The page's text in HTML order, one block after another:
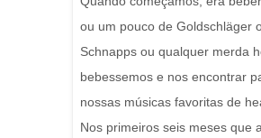
ou um pouco de Goldschläger
Schnapps ou qualquer merda
bebessemos e nos encontrar
nossas músicas favoritas de
Nos primeiros seis meses que